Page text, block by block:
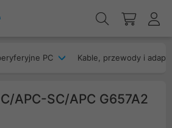
PC Kable, przewody i
APC-SC/APC G657A2